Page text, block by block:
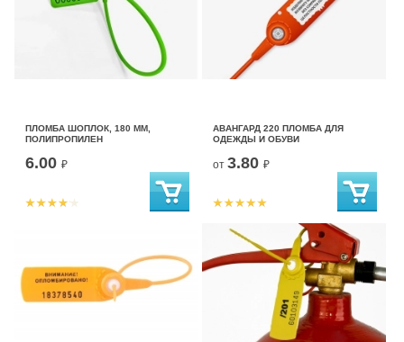
ПЛОМБА ШОПЛОК, 180 ММ,
ПОЛИПРОПИЛЕН
6.00 ₽
АВАНГАРД 220 ПЛОМБА ДЛЯ
ОДЕЖДЫ И ОБУВИ
от 3.80 ₽